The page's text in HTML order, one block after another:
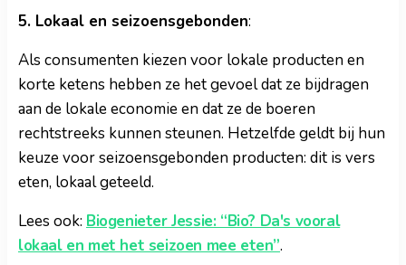
5. Lokaal en seizoensgebonden:
Als consumenten kiezen voor lokale producten en
korte ketens hebben ze het gevoel dat ze bijdragen
aan de lokale economie en dat ze de boeren
rechtstreeks kunnen steunen. Hetzelfde geldt bij hun
keuze voor seizoensgebonden producten: dit is vers
eten, lokaal geteeld.
Lees ook: Biogenieter Jessie: “Bio? Da's vooral
lokaal en met het seizoen mee eten”.